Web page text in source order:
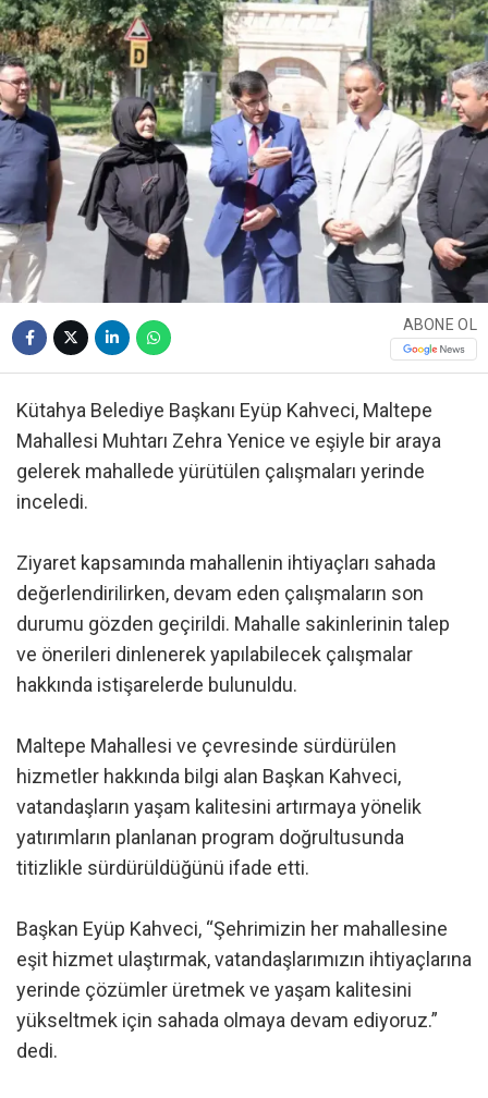
ABONE OL
Kütahya Belediye Başkanı Eyüp Kahveci, Maltepe
Mahallesi Muhtarı Zehra Yenice ve eşiyle bir araya
gelerek mahallede yürütülen çalışmaları yerinde
inceledi.
Ziyaret kapsamında mahallenin ihtiyaçları sahada
değerlendirilirken, devam eden çalışmaların son
durumu gözden geçirildi. Mahalle sakinlerinin talep
ve önerileri dinlenerek yapılabilecek çalışmalar
hakkında istişarelerde bulunuldu.
Maltepe Mahallesi ve çevresinde sürdürülen
hizmetler hakkında bilgi alan Başkan Kahveci,
vatandaşların yaşam kalitesini artırmaya yönelik
yatırımların planlanan program doğrultusunda
titizlikle sürdürüldüğünü ifade etti.
Başkan Eyüp Kahveci, “Şehrimizin her mahallesine
eşit hizmet ulaştırmak, vatandaşlarımızın ihtiyaçlarına
yerinde çözümler üretmek ve yaşam kalitesini
yükseltmek için sahada olmaya devam ediyoruz.”
dedi.